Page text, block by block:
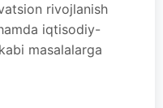
rivojlanish
iqtisodiy-
masalalarga